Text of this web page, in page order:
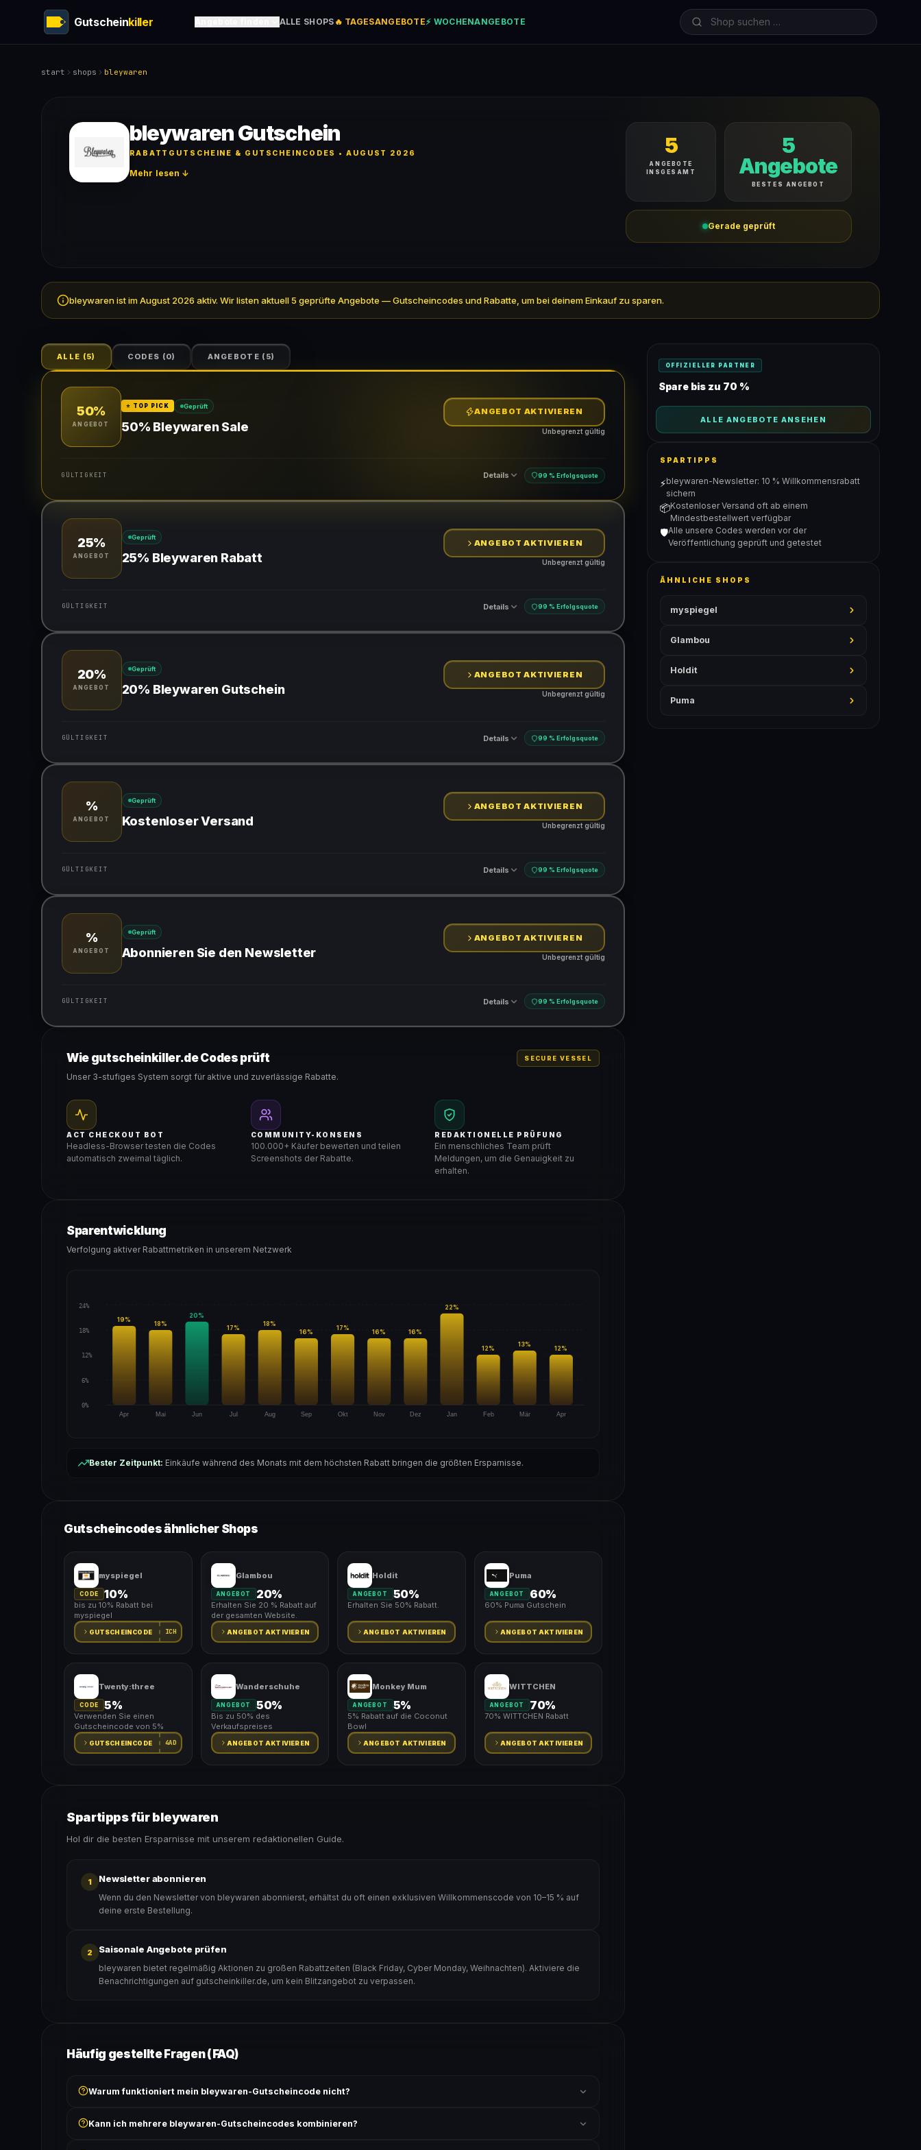
Gutscheinkiller ALLE SHOPS 🔥 TAGESANGEBOTE⚡ WOCHENANGEBOTE
start shops bleywaren
bleywaren Gutschein
RABATTGUTSCHEINE & GUTSCHEINCODES • AUGUST 2026
Mehr lesen ↓
5
ANGEBOTE
INSGESAMT
5
Angebote
BESTES ANGEBOT
Gerade geprüft
bleywaren ist im August 2026 aktiv. Wir listen aktuell 5 geprüfte Angebote — Gutscheincodes und Rabatte, um bei deinem Einkauf zu sparen.
ALLE (5) CODES (0) ANGEBOTE ( 5)
50%
ANGEBOT
⭐ TOP PICK Geprüft
50% Bleywaren Sale
ANGEBOT AKTIVIEREN
Unbegrenzt gültig
GÜLTIGKEIT Details 99 % Erfolgsquote
Gültig für teilnehmende Produkte
25%
ANGEBOT
Geprüft
25% Bleywaren Rabatt
ANGEBOT AKTIVIEREN
Unbegrenzt gültig
GÜLTIGKEIT Details 99 % Erfolgsquote
Gültig für teilnehmende Produkte
20%
ANGEBOT
Geprüft
20% Bleywaren Gutschein
ANGEBOT AKTIVIEREN
Unbegrenzt gültig
GÜLTIGKEIT Details 99 % Erfolgsquote
Gültig für teilnehmende Produkte
%
ANGEBOT
Geprüft
Kostenloser Versand
ANGEBOT AKTIVIEREN
Unbegrenzt gültig
GÜLTIGKEIT Details 99 % Erfolgsquote
Gültig für teilnehmende Produkte
%
ANGEBOT
Geprüft
Abonnieren Sie den Newsletter
ANGEBOT AKTIVIEREN
Unbegrenzt gültig
GÜLTIGKEIT Details 99 % Erfolgsquote
Gültig für teilnehmende Produkte
Wie gutscheinkiller.de Codes prüft
Unser 3-stufiges System sorgt für aktive und zuverlässige Rabatte.
SECURE VESSEL
ACT CHECKOUT BOT
Headless-Browser testen die Codes
automatisch zweimal täglich.
COMMUNITY-KONSENS
100.000+ Käufer bewerten und teilen
Screenshots der Rabatte.
REDAKTIONELLE PRÜFUNG
Ein menschliches Team prüft
Meldungen, um die Genauigkeit zu
erhalten.
Sparentwicklung
Verfolgung aktiver Rabattmetriken in unserem Netzwerk
24%
18%
12%
6%
0%
Apr
19%
Mai
18%
Jun
20%
Jul
17%
Aug
18%
Sep
16%
Okt
17%
Nov
16%
Dez
16%
Jan
22%
Feb
12%
Mär
13%
Apr
12%
Bester Zeitpunkt: Einkäufe während des Monats mit dem höchsten Rabatt bringen die größten Ersparnisse.
Gutscheincodes ähnlicher Shops
myspiegel
CODE 10%
bis zu 10% Rabatt bei
myspiegel
GUTSCHEINCODE ICH
Glambou
ANGEBOT 20%
Erhalten Sie 20 % Rabatt auf
der gesamten Website.
ANGEBOT AKTIVIEREN
Holdit
ANGEBOT 50%
Erhalten Sie 50% Rabatt.
ANGEBOT AKTIVIEREN
Puma
ANGEBOT 60%
60% Puma Gutschein
ANGEBOT AKTIVIEREN
Twenty:three
CODE 5%
Verwenden Sie einen
Gutscheincode von 5%
GUTSCHEINCODE 4AD
Wanderschuhe
ANGEBOT 50%
Bis zu 50% des
Verkaufspreises
ANGEBOT AKTIVIEREN
Monkey Mum
ANGEBOT 5%
5% Rabatt auf die Coconut
Bowl
ANGEBOT AKTIVIEREN
WITTCHEN
ANGEBOT 70%
70% WITTCHEN Rabatt
ANGEBOT AKTIVIEREN
Spartipps für bleywaren
Hol dir die besten Ersparnisse mit unserem redaktionellen Guide.
1 Newsletter abonnieren
Wenn du den Newsletter von bleywaren abonnierst, erhältst du oft einen exklusiven Willkommenscode von 10–15 % auf
deine erste Bestellung.
2 Saisonale Angebote prüfen
bleywaren bietet regelmäßig Aktionen zu großen Rabattzeiten (Black Friday, Cyber Monday, Weihnachten). Aktiviere die
Benachrichtigungen auf gutscheinkiller.de, um kein Blitzangebot zu verpassen.
Häufig gestellte Fragen (FAQ)
Warum funktioniert mein bleywaren-Gutscheincode nicht?
Bedingungen findest du unter „Details".
Kann ich mehrere bleywaren-Gutscheincodes kombinieren?
OFFIZIELLER PARTNER
Spare bis zu 70 %
ALLE ANGEBOTE ANSEHEN
SPARTIPPS
⚡bleywaren-Newsletter: 10 % Willkommensrabatt
sichern
📦Kostenloser Versand oft ab einem
Mindestbestellwert verfügbar
🛡️Alle unsere Codes werden vor der
Veröffentlichung geprüft und getestet
ÄHNLICHE SHOPS
myspiegel
Glambou
Holdit
Puma